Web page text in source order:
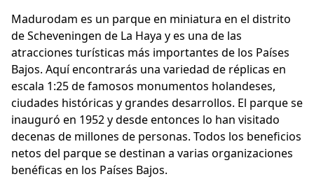
Madurodam es un parque en miniatura en el distrito
de Scheveningen de La Haya y es una de las
atracciones turísticas más importantes de los Países
Bajos. Aquí encontrarás una variedad de réplicas en
escala 1:25 de famosos monumentos holandeses,
ciudades históricas y grandes desarrollos. El parque se
inauguró en 1952 y desde entonces lo han visitado
decenas de millones de personas. Todos los beneficios
netos del parque se destinan a varias organizaciones
benéficas en los Países Bajos.